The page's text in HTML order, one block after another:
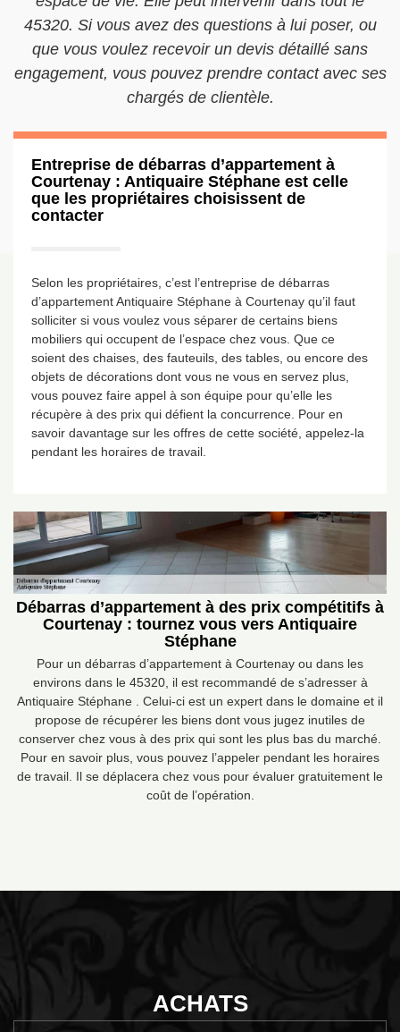
45320. Si vous avez des questions à lui poser, ou
que vous voulez recevoir un devis détaillé sans
engagement, vous pouvez prendre contact avec ses
chargés de clientèle.
Entreprise de débarras d’appartement à
Courtenay : Antiquaire Stéphane est celle
que les propriétaires choisissent de
contacter
Selon les propriétaires, c’est l’entreprise de débarras
d’appartement Antiquaire Stéphane à Courtenay qu’il faut
solliciter si vous voulez vous séparer de certains biens
mobiliers qui occupent de l’espace chez vous. Que ce
soient des chaises, des fauteuils, des tables, ou encore des
objets de décorations dont vous ne vous en servez plus,
vous pouvez faire appel à son équipe pour qu’elle les
récupère à des prix qui défient la concurrence. Pour en
savoir davantage sur les offres de cette société, appelez-la
pendant les horaires de travail.
Débarras d’appartement à des prix compétitifs à
Courtenay : tournez vous vers Antiquaire
Stéphane
Pour un débarras d’appartement à Courtenay ou dans les
environs dans le 45320, il est recommandé de s’adresser à
Antiquaire Stéphane . Celui-ci est un expert dans le domaine et il
propose de récupérer les biens dont vous jugez inutiles de
conserver chez vous à des prix qui sont les plus bas du marché.
Pour en savoir plus, vous pouvez l’appeler pendant les horaires
de travail. Il se déplacera chez vous pour évaluer gratuitement le
coût de l’opération.
ACHATS